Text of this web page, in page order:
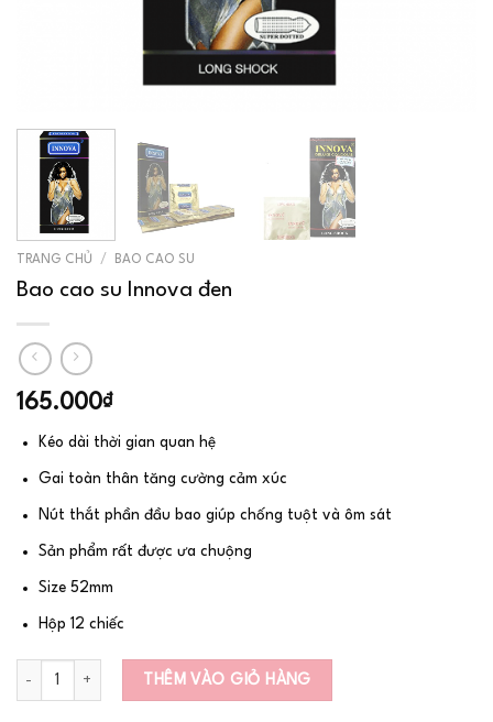
TRANG CHỦ / BAO CAO SU
Bao cao su Innova đen
165.000₫
Kéo dài thời gian quan hệ
Gai toàn thân tăng cường cảm xúc
Nút thắt phần đầu bao giúp chống tuột và ôm sát
Sản phẩm rất được ưa chuộng
Size 52mm
Hộp 12 chiếc
Số lượng
THÊM VÀO GIỎ HÀNG